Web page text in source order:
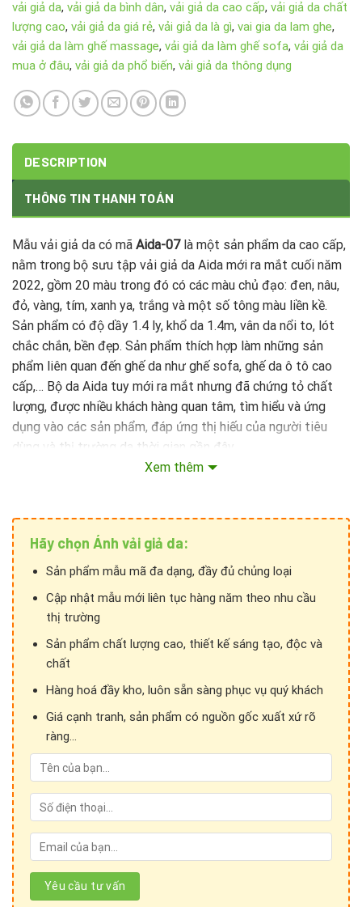
vải giả da, vải giả da bình dân, vải giả da cao cấp, vải giả da chất
lượng cao, vải giả da giá rẻ, vải giả da là gì, vai gia da lam ghe,
vải giả da làm ghế massage, vải giả da làm ghế sofa, vải giả da
mua ở đâu, vải giả da phổ biến, vải giả da thông dụng
DESCRIPTION
THÔNG TIN THANH TOÁN
Mẫu vải giả da có mã Aida-07là một sản phẩm da cao cấp,
nằm trong bộ sưu tập vải giả da Aida mới ra mắt cuối năm
2022, gồm 20 màu trong đó có các màu chủ đạo: đen, nâu,
đỏ, vàng, tím, xanh ya, trắng và một số tông màu liền kề.
Sản phẩm có độ dầy 1.4 ly, khổ da 1.4m, vân da nổi to, lót
chắc chắn, bền đẹp. Sản phẩm thích hợp làm những sản
phẩm liên quan đến ghế da như ghế sofa, ghế da ô tô cao
cấp,… Bộ da Aida tuy mới ra mắt nhưng đã chứng tỏ chất
lượng, được nhiều khách hàng quan tâm, tìm hiểu và ứng
dụng vào các sản phẩm, đáp ứng thị hiếu của người tiêu
dùng và thị trường da thời gian gần đây.
Xem thêm
Hãy chọn Ánh vải giả da:
Sản phẩm mẫu mã đa dạng, đầy đủ chủng loại
Cập nhật mẫu mới liên tục hàng năm theo nhu cầu
thị trường
Sản phẩm chất lượng cao, thiết kế sáng tạo, độc và
chất
Hàng hoá đầy kho, luôn sẵn sàng phục vụ quý khách
Giá cạnh tranh, sản phẩm có nguồn gốc xuất xứ rõ
ràng...